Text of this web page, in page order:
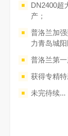
DN2400超
产；
普洛兰加
力青岛城
普洛兰第
获得专精特
未完待续...